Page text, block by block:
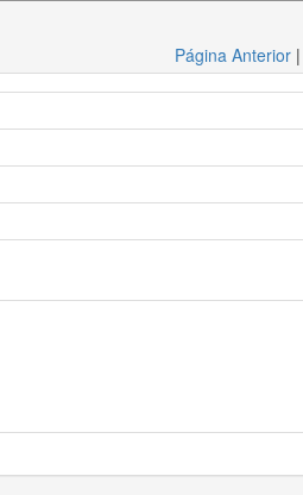
Página Anterior |